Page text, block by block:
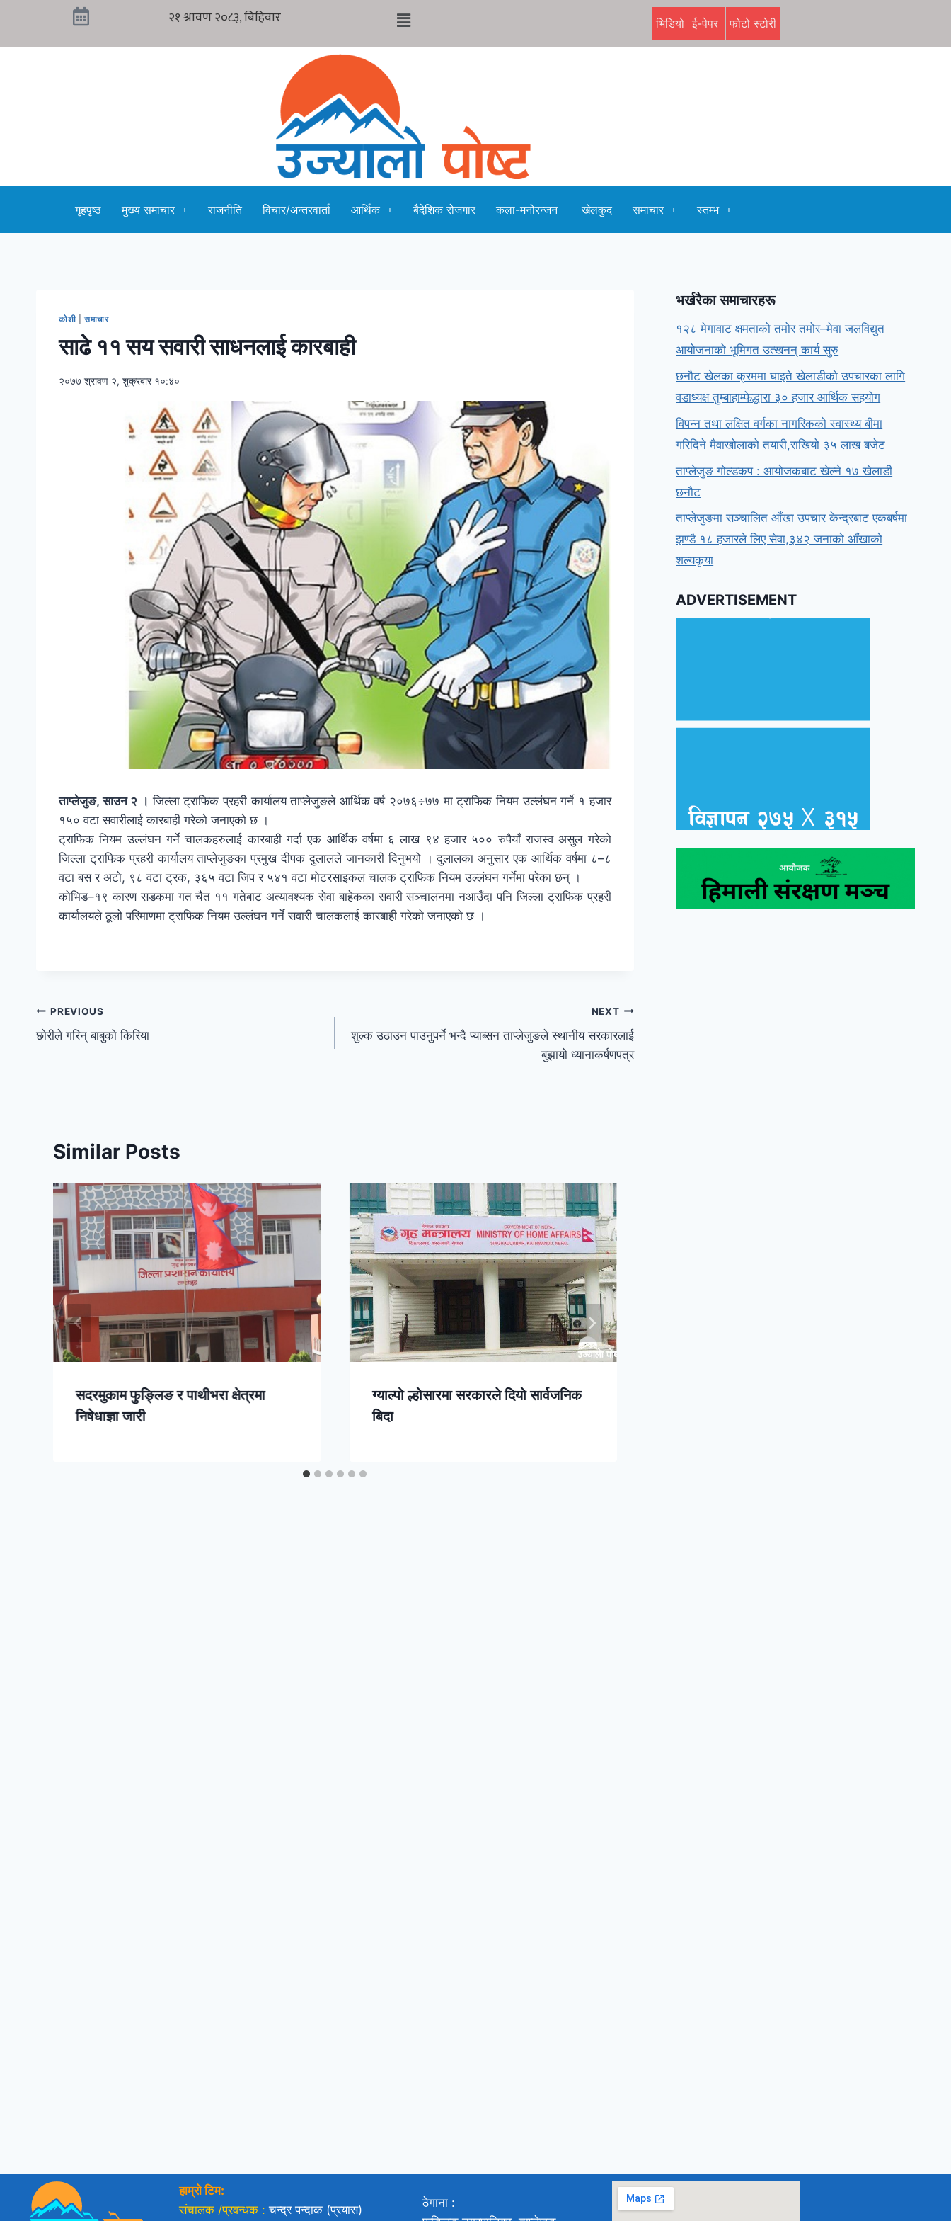
भिडियो ई-पेपर फोटो स्टोरी
गृहपृष्ठ मुख्य समाचार राजनीति विचार/अन्तरवार्ता आर्थिक बैदेशिक रोजगार कला-मनोरन्जन खेलकुद समाचार स्तम्भ
कोशी| समाचार
साढे ११ सय सवारी साधनलाई कारबाही
२०७७ श्रावण २, शुक्रबार १०:४०
ताप्लेजुङ, साउन २ । जिल्ला ट्राफिक प्रहरी कार्यालय ताप्लेजुङले आर्थिक वर्ष २०७६÷७७ मा ट्राफिक नियम उल्लंघन गर्ने १ हजार
१५० वटा सवारीलाई कारबाही गरेको जनाएको छ ।
ट्राफिक नियम उल्लंघन गर्ने चालकहरुलाई कारबाही गर्दा एक आर्थिक वर्षमा ६ लाख ९४ हजार ५०० रुपैयाँ राजस्व असुल गरेको
जिल्ला ट्राफिक प्रहरी कार्यालय ताप्लेजुङका प्रमुख दीपक दुलालले जानकारी दिनुभयो । दुलालका अनुसार एक आर्थिक वर्षमा ८–८
वटा बस र अटो, ९८ वटा ट्रक, ३६५ वटा जिप र ५४१ वटा मोटरसाइकल चालक ट्राफिक नियम उल्लंघन गर्नेमा परेका छन् ।
कोभिड–१९ कारण सडकमा गत चैत ११ गतेबाट अत्यावश्यक सेवा बाहेकका सवारी सञ्चालनमा नआउँदा पनि जिल्ला ट्राफिक प्रहरी
कार्यालयले ठूलो परिमाणमा ट्राफिक नियम उल्लंघन गर्ने सवारी चालकलाई कारबाही गरेको जनाएको छ ।
PREVIOUS
छोरीले गरिन् बाबुको किरिया
NEXT
शुल्क उठाउन पाउनुपर्ने भन्दै प्याब्सन ताप्लेजुङले स्थानीय सरकारलाई
बुझायो ध्यानाकर्षणपत्र
Similar Posts
सदरमुकाम फुङ्लिङ र पाथीभरा क्षेत्रमा
निषेधाज्ञा जारी
ग्याल्पो ल्होसारमा सरकारले दियो सार्वजनिक
बिदा
भर्खरैका समाचारहरू
१२८ मेगावाट क्षमताको तमोर तमोर–मेवा जलविद्युत
आयोजनाको भूमिगत उत्खनन् कार्य सुरु
छनौट खेलका क्रममा घाइते खेलाडीको उपचारका लागि
वडाध्यक्ष तुम्बाहाम्फेद्धारा ३० हजार आर्थिक सहयोग
विपन्न तथा लक्षित वर्गका नागरिकको स्वास्थ्य बीमा
गरिदिने मैवाखोलाको तयारी,राखियो ३५ लाख बजेट
ताप्लेजुङ गोल्डकप : आयोजकबाट खेल्ने १७ खेलाडी
छनौट
ताप्लेजुङमा सञ्चालित आँखा उपचार केन्द्रबाट एकबर्षमा
झण्डै १८ हजारले लिए सेवा,३४२ जनाको आँखाको
शल्यकृया
ADVERTISEMENT
हाम्रो टिम:
संचालक /प्रवन्धक : चन्द्र पन्दाक (प्रयास)
ठेगाना :